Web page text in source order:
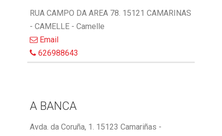
RUA CAMPO DA AREA 78. 15121 CAMARINAS
- CAMELLE - Camelle
Email
626988643
A BANCA
Avda. da Coruña, 1. 15123 Camariñas -